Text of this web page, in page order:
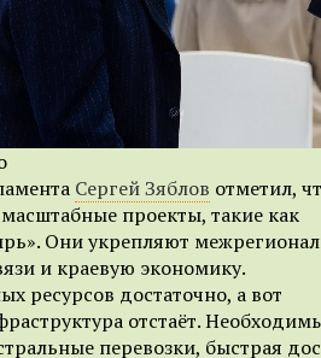
Сергей Зяблов отметил,
проекты, такие как
Они укрепляют
и краевую экономику.
ресурсов достаточно, а вот
отстаёт.
перевозки, быстрая